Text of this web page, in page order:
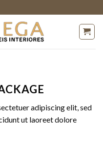
adipiscing elit, sed
ut laoreet dolore